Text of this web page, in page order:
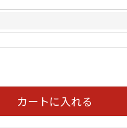
カートに入れる